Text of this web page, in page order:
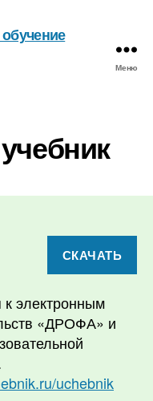
Меню
СКАЧАТЬ
электронным
«ДРОФА» и
uchebnik